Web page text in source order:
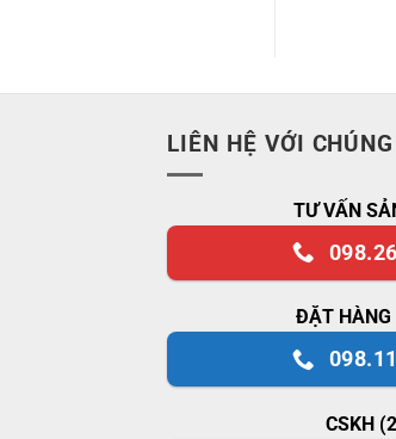
LIÊN HỆ VỚI
TƯ VẤN
ĐẶT HÀNG
CSKH